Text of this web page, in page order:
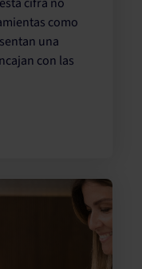
como
una
con las